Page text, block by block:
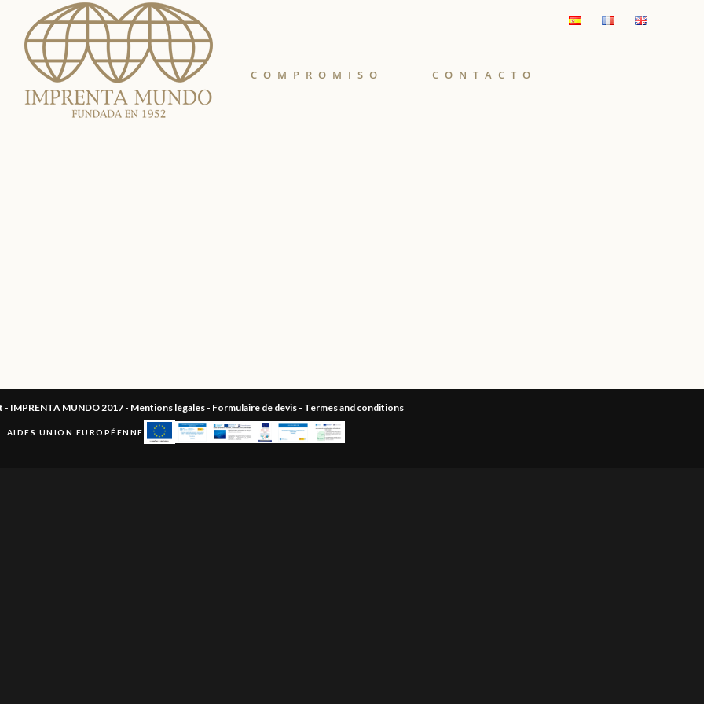
COMPROMISO CONTACTO
IMPRENTA MUNDO 2017 - Mentions légales - Formulaire de devis - Termes and conditions
AIDES UNION EUROPÉENNE